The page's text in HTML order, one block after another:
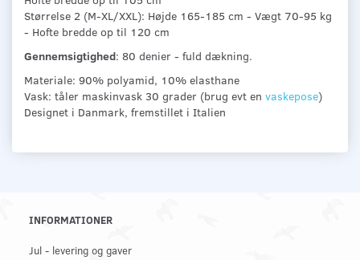
Størrelse 2 (M-XL/XXL): Højde 165-185 cm - Vægt 70-95 kg
- Hofte bredde op til 120 cm
Gennemsigtighed: 80 denier - fuld dækning.
Materiale: 90% polyamid, 10% elasthane
Vask: tåler maskinvask 30 grader (brug evt en vaskepose)
Designet i Danmark, fremstillet i Italien
INFORMATIONER
Jul - levering og gaver